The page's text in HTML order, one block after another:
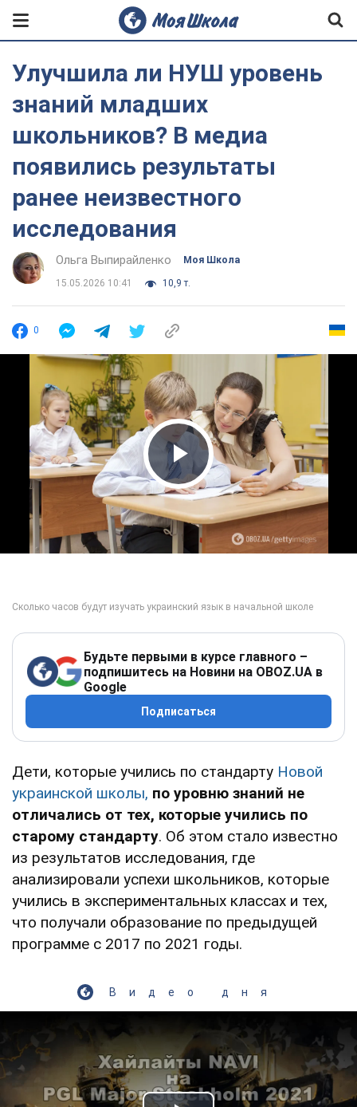
Улучшила ли НУШ уровень
знаний младших
школьников? В медиа
появились результаты
ранее неизвестного
исследования
Ольга Выпирайленко Моя Школа
15.05.2026 10:41 10,9 т.
0
Play Video
Будьте первыми в курсе главного –
подпишитесь на Новини на OBOZ.UA в
Google
Подписаться
Дети, которые учились по стандарту Новой
украинской школы, по уровню знаний не
отличались от тех, которые учились по
старому стандарту. Об этом стало известно
из результатов исследования, где
анализировали успехи школьников, которые
учились в экспериментальных классах и тех,
что получали образование по предыдущей
программе с 2017 по 2021 годы.
Видео дня